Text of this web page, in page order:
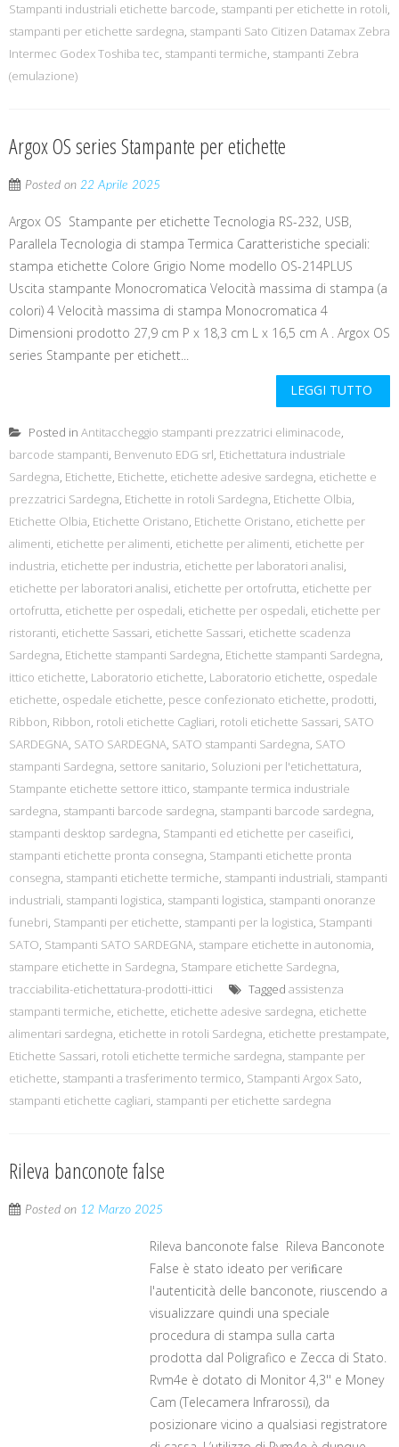
Stampanti industriali etichette barcode, stampanti per etichette in rotoli,
stampanti per etichette sardegna, stampanti Sato Citizen Datamax Zebra
Intermec Godex Toshiba tec, stampanti termiche, stampanti Zebra
(emulazione)
Argox OS series Stampante per etichette
Posted on 22 Aprile 2025
Argox OS Stampante per etichette Tecnologia RS-232, USB,
Parallela Tecnologia di stampa Termica Caratteristiche speciali:
stampa etichette Colore Grigio Nome modello OS-214PLUS
Uscita stampante Monocromatica Velocità massima di stampa (a
colori) 4 Velocità massima di stampa Monocromatica 4
Dimensioni prodotto 27,9 cm P x 18,3 cm L x 16,5 cm A . Argox OS
series Stampante per etichett...
LEGGI TUTTO
Posted in Antitaccheggio stampanti prezzatrici eliminacode,
barcode stampanti, Benvenuto EDG srl, Etichettatura industriale
Sardegna, Etichette, Etichette, etichette adesive sardegna, etichette e
prezzatrici Sardegna, Etichette in rotoli Sardegna, Etichette Olbia,
Etichette Olbia, Etichette Oristano, Etichette Oristano, etichette per
alimenti, etichette per alimenti, etichette per alimenti, etichette per
industria, etichette per industria, etichette per laboratori analisi,
etichette per laboratori analisi, etichette per ortofrutta, etichette per
ortofrutta, etichette per ospedali, etichette per ospedali, etichette per
ristoranti, etichette Sassari, etichette Sassari, etichette scadenza
Sardegna, Etichette stampanti Sardegna, Etichette stampanti Sardegna,
ittico etichette, Laboratorio etichette, Laboratorio etichette, ospedale
etichette, ospedale etichette, pesce confezionato etichette, prodotti,
Ribbon, Ribbon, rotoli etichette Cagliari, rotoli etichette Sassari, SATO
SARDEGNA, SATO SARDEGNA, SATO stampanti Sardegna, SATO
stampanti Sardegna, settore sanitario, Soluzioni per l'etichettatura,
Stampante etichette settore ittico, stampante termica industriale
sardegna, stampanti barcode sardegna, stampanti barcode sardegna,
stampanti desktop sardegna, Stampanti ed etichette per caseifici,
stampanti etichette pronta consegna, Stampanti etichette pronta
consegna, stampanti etichette termiche, stampanti industriali, stampanti
industriali, stampanti logistica, stampanti logistica, stampanti onoranze
funebri, Stampanti per etichette, stampanti per la logistica, Stampanti
SATO, Stampanti SATO SARDEGNA, stampare etichette in autonomia,
stampare etichette in Sardegna, Stampare etichette Sardegna,
tracciabilita-etichettatura-prodotti-ittici
Tagged assistenza
stampanti termiche, etichette, etichette adesive sardegna, etichette
alimentari sardegna, etichette in rotoli Sardegna, etichette prestampate,
Etichette Sassari, rotoli etichette termiche sardegna, stampante per
etichette, stampanti a trasferimento termico, Stampanti Argox Sato,
stampanti etichette cagliari, stampanti per etichette sardegna
Rileva banconote false
Posted on 12 Marzo 2025
Rileva banconote false Rileva Banconote
False è stato ideato per veriﬁcare
l'autenticità delle banconote, riuscendo a
visualizzare quindi una speciale
procedura di stampa sulla carta
prodotta dal Poligrafico e Zecca di Stato.
Rvm4e è dotato di Monitor 4,3'' e Money
Cam (Telecamera Infrarossi), da
posizionare vicino a qualsiasi registratore